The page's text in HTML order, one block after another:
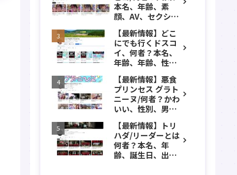
業、かわいい、彼
女などのプロフィ
ール、YouTubeチ
ャンネル紹介！
本名、年齢、素
顔、AV、セクシ
る、身長、出身、
学歴、経歴、仕事
のプロフィール、
YouTubeチャンネ
ル紹介！
【最新情報】どこ
にでも行くドスコ
イ、何者？本名、
年齢、年齢、性
どのプロフィー
ル、YouTubeチャ
ンネル紹介！
【最新情報】悪食
プリンセス グラト
ニーヌ/何者？かわ
いい、性別、男？
長、出身などのプ
ロフィール、
YouTubeチャンネ
ル紹介！
【最新情報】トリ
ハダ/リーダーとは
何者？本名、年
齢、誕生日、出